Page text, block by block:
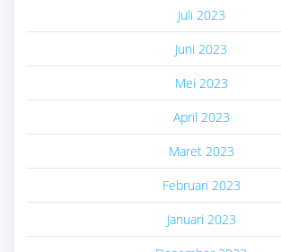
Juli 2023
Juni 2023
Mei 2023
April 2023
Maret 2023
Februari 2023
Januari 2023